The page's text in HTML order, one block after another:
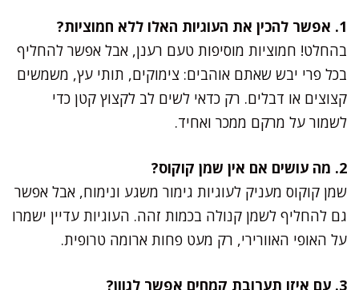
1. אפשר להכין את העוגיות האלו ללא חמוציות?
בהחלט! חמוציות מוסיפות טעם רענן, אבל אפשר להחליף
בכל פרי יבש שאתם אוהבים: צימוקים, תותי עץ, משמשים
קצוצים או דבלים. רק כדאי לשים לב לקצוץ קטן כדי
לשמור על מרקם ממכר ואחיד.
2. מה עושים אם אין שמן קוקוס?
שמן קוקוס מעניק לעוגיות גימור משגע ונימוח, אבל אפשר
גם להחליף לשמן קנולה בכמות זהה. העוגיות עדיין ישמרו
על האופי האוורירי, רק מעט פחות ארומה טרופית.
3. עם איזו תערובת קמחים אפשר לגוון?